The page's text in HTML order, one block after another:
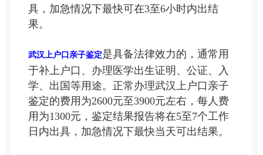
具，加急情况下最快可在3至6小时内出结
果。
武汉上户口亲子鉴定是具备法律效力的，通常用
于补上户口、办理医学出生证明、公证、入
学、出国等用途。正常办理武汉上户口亲子
鉴定的费用为2600元至3900元左右，每人费
用为1300元，鉴定结果报告将在5至7个工作
日内出具，加急情况下最快当天可出结果。